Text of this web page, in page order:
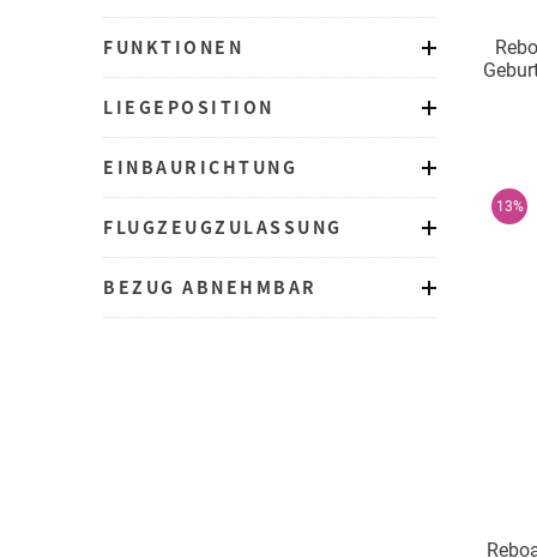
FUNKTIONEN
LIEGEPOSITION
EINBAURICHTUNG
FLUGZEUGZULASSUNG
BEZUG ABNEHMBAR
13%